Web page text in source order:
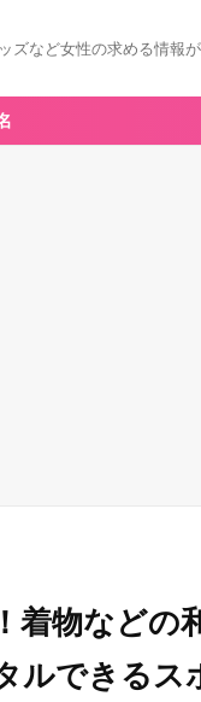
ズなど女性の求める情報
着物などの
ルできるス